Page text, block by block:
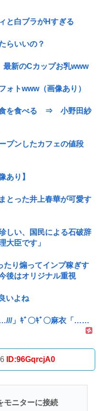
と白ブラがHすぎる
らいいの？
最新のCカップお乳www
ォトwww（画像あり）
食を食べる ⇒ 小野田紗
プンしたカフェの値段
あり】
とった井上春華が可愛す
しい、国民による石破辞
大臣です」
たり煽ってインプ稼ぎす
後はオリジナル重視
いよね
」ｷﾞ〇ｷﾞ〇麻衣「……
ID:96GqrcjA0
モニターに接続